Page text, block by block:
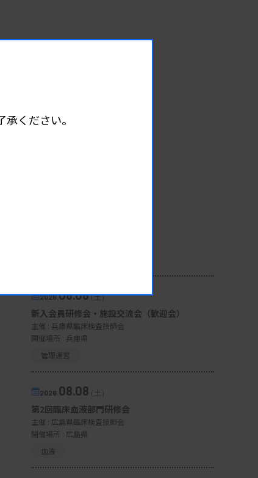
2026.08.08（土）
新入会員研修会・施設交流会（歓迎会）
主催 : 兵庫県臨床検査技師会
開催場所 : 兵庫県
管理運営
2026. 08.08（土）
第2回臨床血液部門研修会
主催 : 広島県臨床検査技師会
開催場所 : 広島県
血液
ください。